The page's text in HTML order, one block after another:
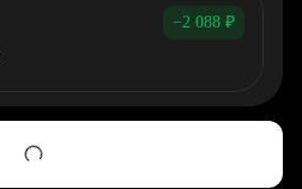
−2 088 ₽